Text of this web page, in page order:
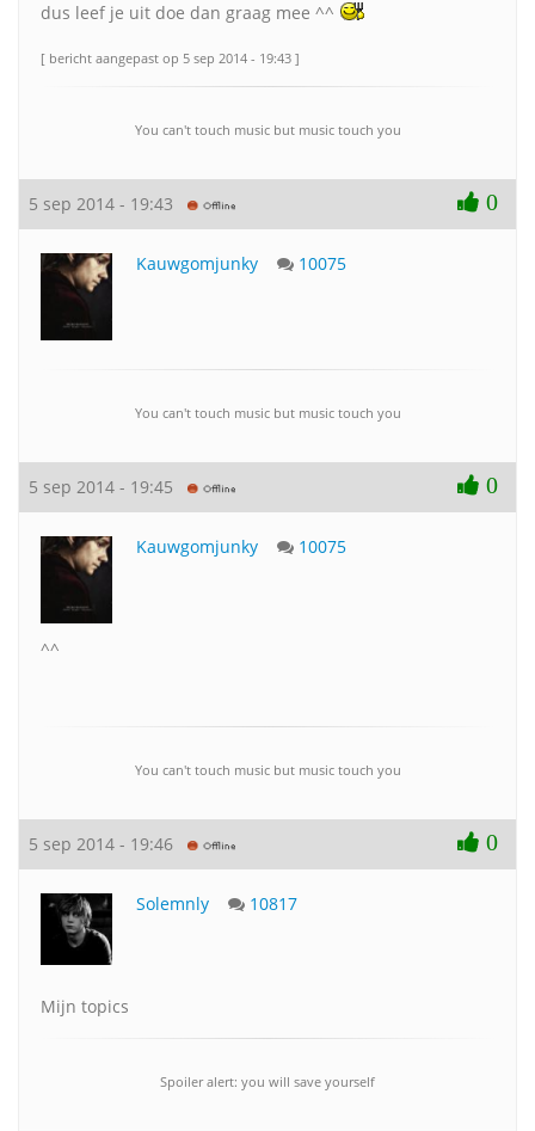
dus leef je uit doe dan graag mee ^^
[ bericht aangepast op 5 sep 2014 - 19:43 ]
You can't touch music but music touch you
5 sep 2014 - 19:43 0
Kauwgomjunky 10075
You can't touch music but music touch you
5 sep 2014 - 19:45 0
Kauwgomjunky 10075
^^
You can't touch music but music touch you
5 sep 2014 - 19:46 0
Solemnly 10817
Mijn topics
Spoiler alert: you will save yourself